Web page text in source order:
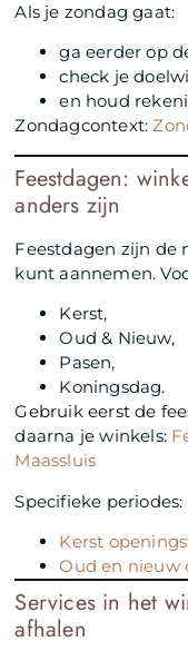
Als je zondag gaat:
ga eerder op
check je
en houd
Zondagcontext:
Feestdagen:
anders zijn
Feestdagen zijn de
kunt aannemen.
Kerst,
Oud & Nieuw,
Pasen,
Koningsdag.
Gebruik eerst de
daarna je winkels:
Maassluis
Specifieke periodes:
Kerst
Oud en nieuw
Services in het
afhalen